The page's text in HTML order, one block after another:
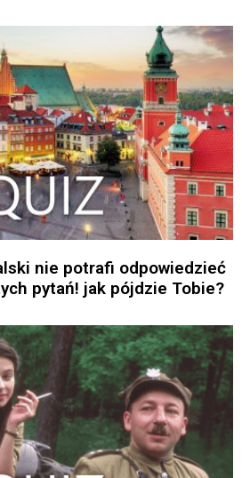
nie potrafi odpowiedzieć
pytań! jak pójdzie Tobie?